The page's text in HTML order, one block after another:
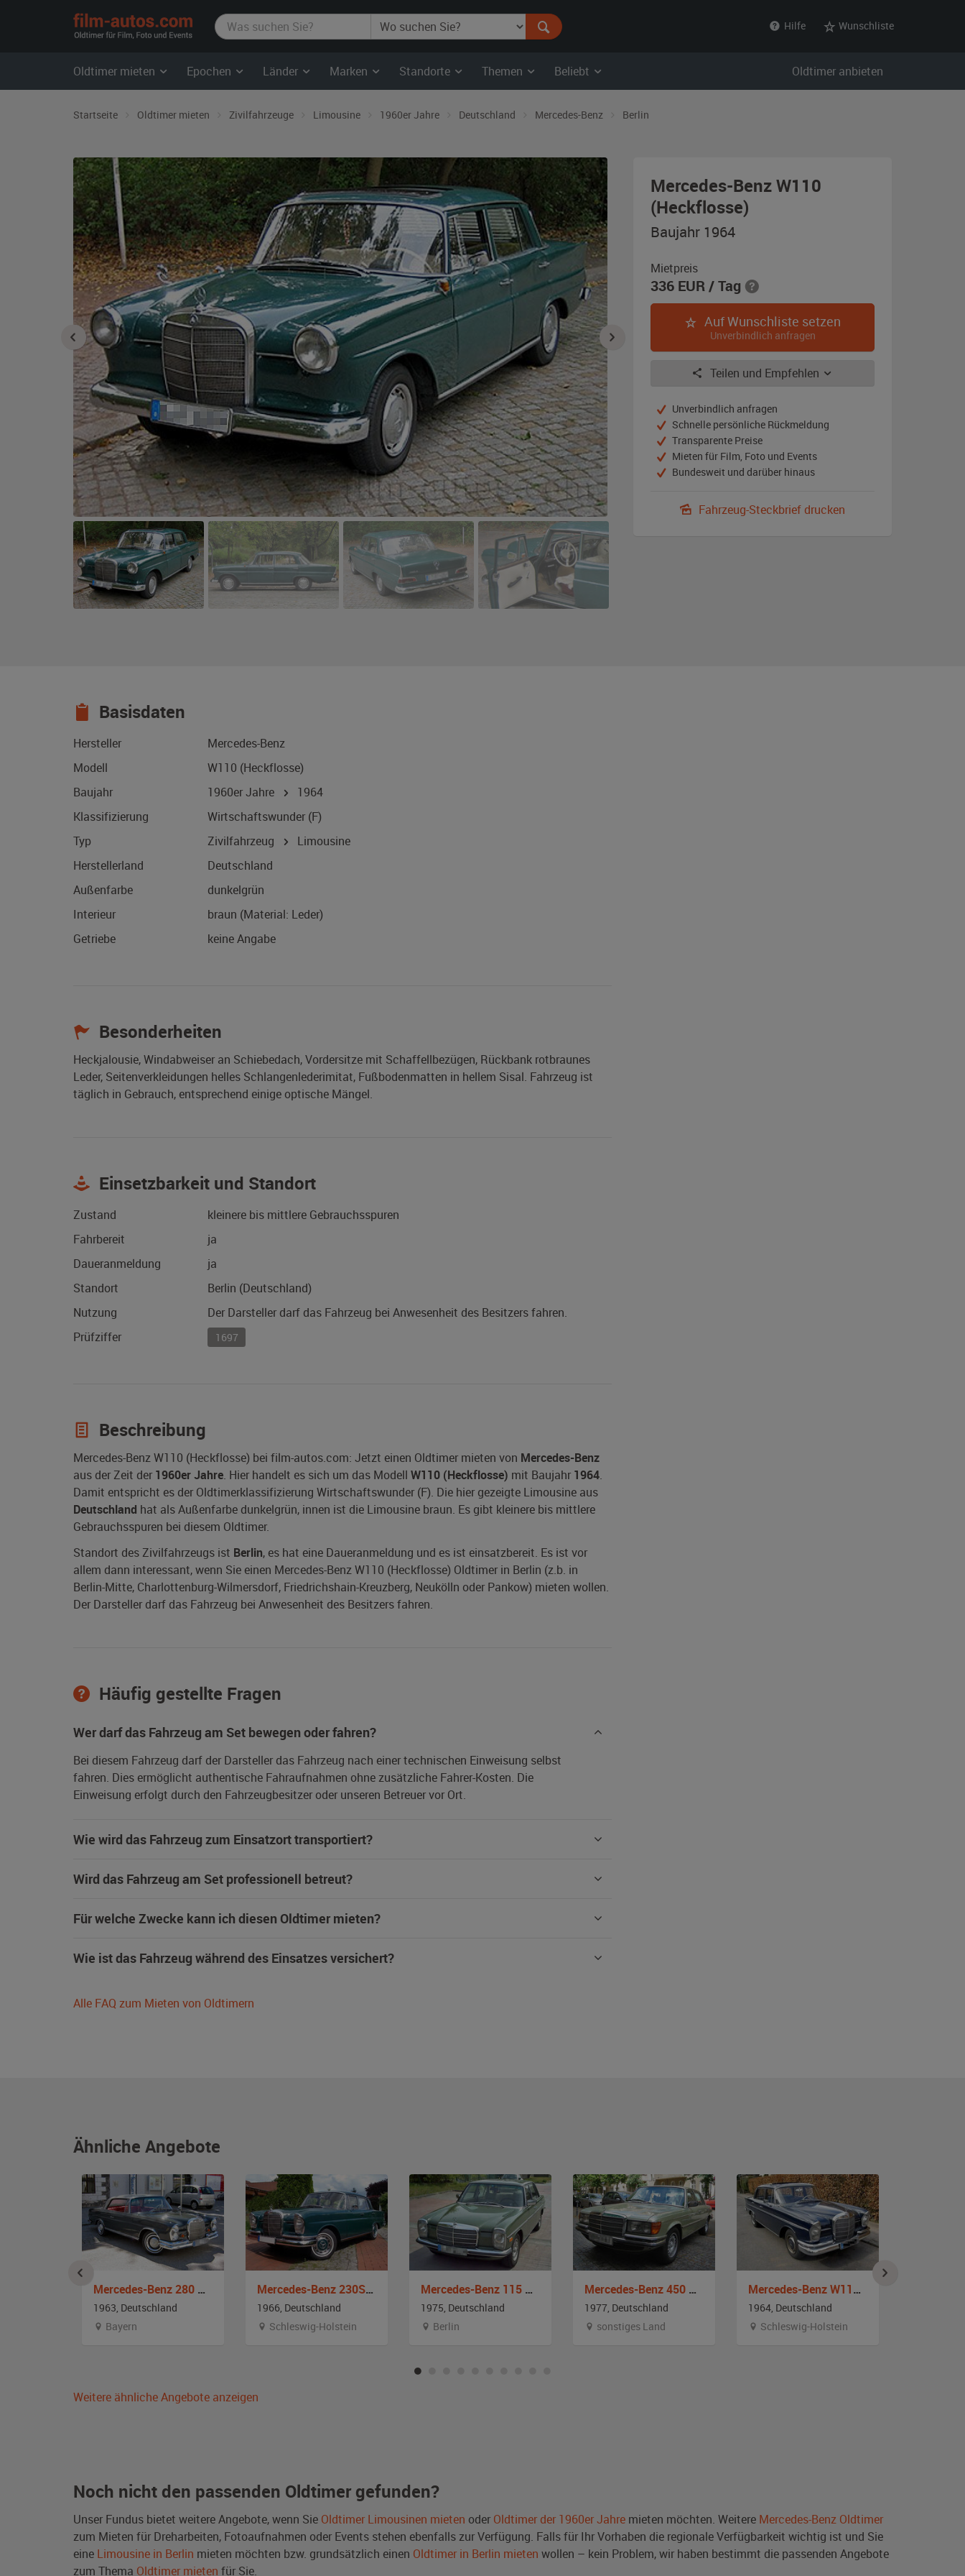
film-
autos.com
Hilfe Wunschliste
Oldtimer mieten Epochen Länder Marken Standorte Themen Beliebt Oldtimer anbieten
Startseite Oldtimer mieten Zivilfahrzeuge Limousine 1960er Jahre Deutschland Mercedes-Benz Berlin
Mercedes-Benz W110
(Heckflosse)
Baujahr 1964
Mietpreis
336 EUR/ Tag
Auf Wunschliste setzen
Unverbindlich anfragen
Teilen und Empfehlen
Unverbindlich anfragen
Schnelle persönliche Rückmeldung
Transparente Preise
Mieten für Film, Foto und Events
Bundesweit und darüber hinaus
Fahrzeug-Steckbrief drucken
Basisdaten
Hersteller
Mercedes-Benz
Modell
W110 (Heckflosse)
Baujahr
1960er Jahre
1964
Klassifizierung
Wirtschaftswunder (F)
Typ
Zivilfahrzeug
Limousine
Herstellerland
Deutschland
Außenfarbe
dunkelgrün
Interieur
braun (Material: Leder)
Getriebe
keine Angabe
Besonderheiten
Heckjalousie, Windabweiser an Schiebedach, Vordersitze mit Schaffellbezügen, Rückbank rotbraunes
Leder, Seitenverkleidungen helles Schlangenlederimitat, Fußbodenmatten in hellem Sisal. Fahrzeug ist
täglich in Gebrauch, entsprechend einige optische Mängel.
Einsetzbarkeit und Standort
Zustand
kleinere bis mittlere Gebrauchsspuren
Fahrbereit
ja
Daueranmeldung
ja
Standort
Berlin (Deutschland)
Nutzung
Der Darsteller darf das Fahrzeug bei Anwesenheit des Besitzers fahren.
Prüfziffer
1697
Beschreibung
Mercedes-Benz W110 (Heckflosse) bei film-autos.com: Jetzt einen Oldtimer mieten von Mercedes-Benz
aus der Zeit der 1960er Jahre. Hier handelt es sich um das Modell W110 (Heckflosse) mit Baujahr 1964.
Damit entspricht es der Oldtimerklassifizierung Wirtschaftswunder (F). Die hier gezeigte Limousine aus
Deutschland hat als Außenfarbe dunkelgrün, innen ist die Limousine braun. Es gibt kleinere bis mittlere
Gebrauchsspuren bei diesem Oldtimer.
Standort des Zivilfahrzeugs ist Berlin, es hat eine Daueranmeldung und es ist einsatzbereit. Es ist vor
allem dann interessant, wenn Sie einen Mercedes-Benz W110 (Heckflosse) Oldtimer in Berlin (z.b. in
Berlin-Mitte, Charlottenburg-Wilmersdorf, Friedrichshain-Kreuzberg, Neukölln oder Pankow) mieten wollen.
Der Darsteller darf das Fahrzeug bei Anwesenheit des Besitzers fahren.
Häufig gestellte Fragen
Wer darf das Fahrzeug am Set bewegen oder fahren?
Bei diesem Fahrzeug darf der Darsteller das Fahrzeug nach einer technischen Einweisung selbst
fahren. Dies ermöglicht authentische Fahraufnahmen ohne zusätzliche Fahrer-Kosten. Die
Einweisung erfolgt durch den Fahrzeugbesitzer oder unseren Betreuer vor Ort.
Wie wird das Fahrzeug zum Einsatzort transportiert?
Wird das Fahrzeug am Set professionell betreut?
Für welche Zwecke kann ich diesen Oldtimer mieten?
Wie ist das Fahrzeug während des Einsatzes versichert?
Alle FAQ zum Mieten von Oldtimern
Ähnliche Angebote
Mercedes-Benz 280 W111
1963, Deutschland
Bayern
Mercedes-Benz 230S Heckflosse W111
1966, Deutschland
Schleswig-Holstein
Mercedes-Benz 115 Strich 8
1975, Deutschland
Berlin
Mercedes-Benz 450 SEL
1977, Deutschland
sonstiges Land
Mercedes-Benz W111 220 SB
1964, Deutschland
Schleswig-Holstein
Weitere ähnliche Angebote anzeigen
Noch nicht den passenden Oldtimer gefunden?
Unser Fundus bietet weitere Angebote, wenn Sie Oldtimer Limousinen mieten oder Oldtimer der 1960er Jahre mieten möchten. Weitere Mercedes-Benz Oldtimer
zum Mieten für Dreharbeiten, Fotoaufnahmen oder Events stehen ebenfalls zur Verfügung. Falls für Ihr Vorhaben die regionale Verfügbarkeit wichtig ist und Sie
eine Limousine in Berlin mieten möchten bzw. grundsätzlich einen Oldtimer in Berlin mieten wollen – kein Problem, wir haben bestimmt die passenden Angebote
zum Thema Oldtimer mieten für Sie.